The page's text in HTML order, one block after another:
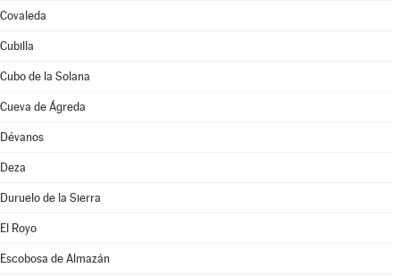
Covaleda
Cubilla
Cubo de la Solana
Cueva de Ágreda
Dévanos
Deza
Duruelo de la Sierra
El Royo
Escobosa de Almazán